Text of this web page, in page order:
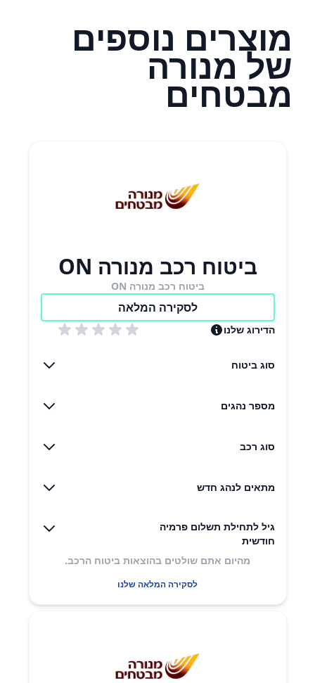
מוצרים נוספים
של מנורה
מבטחים
ביטוח רכב מנורה ON
ביטוח רכב מנורה ON
לסקירה המלאה
הדירוג שלנו
סוג ביטוח
מספר נהגים
סוג רכב
מתאים לנהג חדש
גיל לתחילת תשלום פרמיה
חודשית
מהיום אתם שולטים בהוצאות ביטוח הרכב.
לסקירה המלאה שלנו